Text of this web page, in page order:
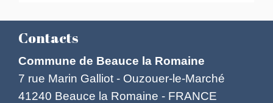
Contacts
Commune de Beauce la Romaine
7 rue Marin Galliot - Ouzouer-le-Marché
41240 Beauce la Romaine - FRANCE